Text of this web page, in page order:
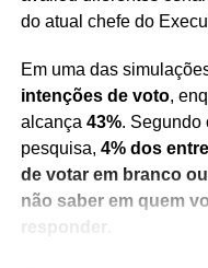
do atual chefe do
Em uma das
intenções de voto,
alcança 43%. Segundo
pesquisa, 4% dos
de votar em branco
não saber em quem